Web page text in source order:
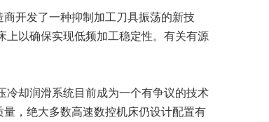
开发了一种抑制加工刀具振荡的新技
以确保实现低频加工稳定性。有关有源
却润滑系统目前成为一个有争议的技术
，绝大多数高速数控机床仍设计配置有